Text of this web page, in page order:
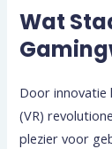
Wat
Door
(VR)
plezier voor